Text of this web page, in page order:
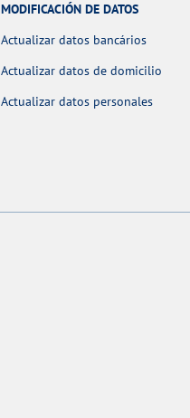
MODIFICACIÓN DE DATOS
Actualizar datos bancários
Actualizar datos de domicilio
Actualizar datos personales